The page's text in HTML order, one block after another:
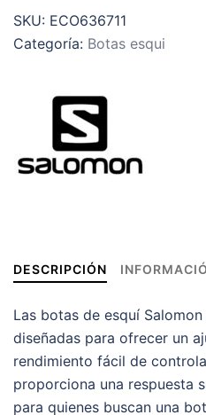
SKU: ECO636711
Categoría: Botas esqui
DESCRIPCIÓN
Las botas de esquí
diseñadas para ofrecer un
rendimiento fácil de
proporciona una respuesta
para quienes buscan una